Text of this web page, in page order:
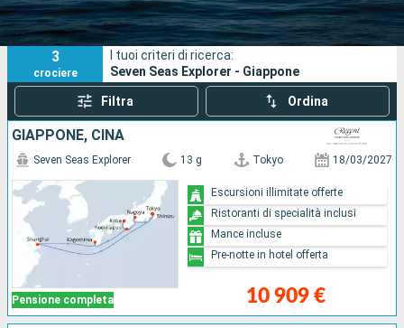
Porti Compagnie
Ricerca
3
crociere
I tuoi criteri di ricerca:
Seven Seas Explorer - Giappone
Filtra Ordina
GIAPPONE, CINA
Pensione completa
Seven Seas Explorer 13 g Tokyo 18/03/2027
10 909 €
Escursioni illimitate offerte
Ristoranti di specialità inclusi
Mance incluse
Pre-notte in hotel offerta